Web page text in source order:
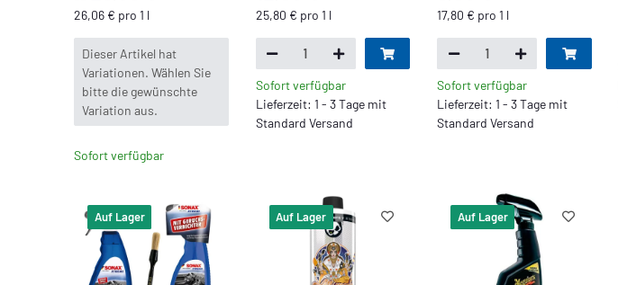
26,06 € pro 1 l
x
Dieser Artikel hat
Variationen. Wählen Sie
bitte die gewünschte
Variation aus.
Sofort verfügbar
25,80 € pro 1 l
Sofort verfügbar
Lieferzeit: 1 - 3 Tage mit
Standard Versand
17,80 € pro 1 l
Sofort verfügbar
Lieferzeit: 1 - 3 Tage mit
Standard Versand
Auf Lager Auf Lager Auf Lager